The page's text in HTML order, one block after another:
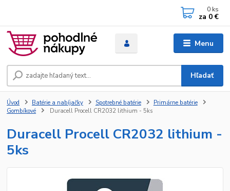
Menu
Hľadať
0 ks
za 0 €
Úvod Batérie a nabíjačky Spotrebné batérie
Primárne batérie
Gombíkové
Duracell Procell CR2032 lithium - 5ks
Duracell Procell CR2032 lithium -
5ks